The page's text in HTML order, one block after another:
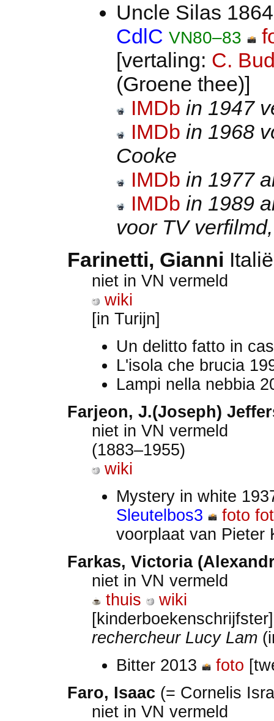
Uncle Silas
CdlC VN80–83
[vertaling: C.
(Groene thee)]
IMDb in 1947
IMDb in 1968
Cooke
IMDb in 1977
IMDb in 1989
voor TV
Farinetti, Gianni
niet in VN vermeld
wiki
[in Turijn]
Un delitto fatto in
L'isola che brucia
Lampi nella nebbia
Farjeon, J.(Joseph)
niet in VN vermeld
(1883–1955)
wiki
Mystery in white
Sleutelbos3
foto
voorplaat van Pieter
Farkas, Victoria
niet in VN vermeld
thuis
wiki
[kinderboekenschrijfster]
rechercheur Lucy Lam
Bitter 2013
foto
Faro, Isaac (= Cornelis
niet in VN vermeld